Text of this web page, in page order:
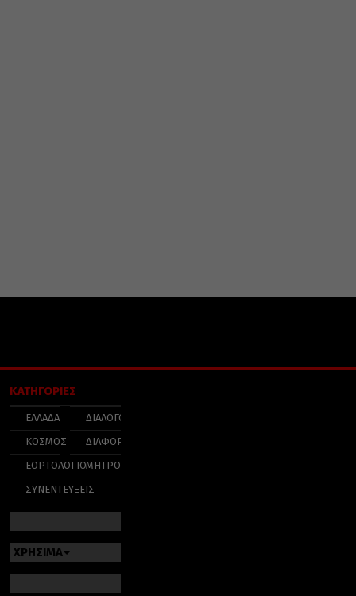
ΚΑΤΗΓΟΡΙΕΣ
ΕΛΛΑΔΑ
ΚΟΣΜΟΣ
ΕΟΡΤΟΛΟΓΙΟ
ΣΥΝΕΝΤΕΥΞΕΙΣ
ΔΙΑΛΟΓΟΣ
ΔΙΑΦΟΡΑ
ΜΗΤΡΟΠΟΛΕΙΣ
ΧΡΗΣΙΜΑ